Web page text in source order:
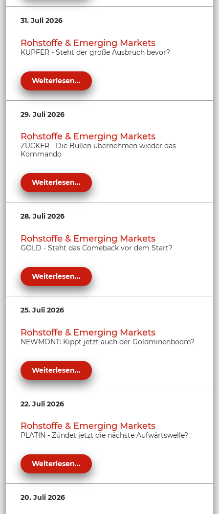
31. Juli 2026
Rohstoffe & Emerging Markets
KUPFER - Steht der große Ausbruch bevor?
Weiterlesen...
29. Juli 2026
Rohstoffe & Emerging Markets
ZUCKER - Die Bullen übernehmen wieder das
Kommando
Weiterlesen...
28. Juli 2026
Rohstoffe & Emerging Markets
GOLD - Steht das Comeback vor dem Start?
Weiterlesen...
25. Juli 2026
Rohstoffe & Emerging Markets
NEWMONT: Kippt jetzt auch der Goldminenboom?
Weiterlesen...
22. Juli 2026
Rohstoffe & Emerging Markets
PLATIN - Zündet jetzt die nächste Aufwärtswelle?
Weiterlesen...
20. Juli 2026